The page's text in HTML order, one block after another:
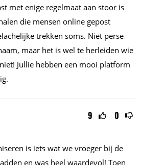
met enige regelmaat aan stoor is
die mensen online gepost
trekken soms. Niet perse
maar het is wel te herleiden wie
Jullie hebben een mooi platform
9 0
is iets wat we vroeger bij de
en was heel waardevol! Toen